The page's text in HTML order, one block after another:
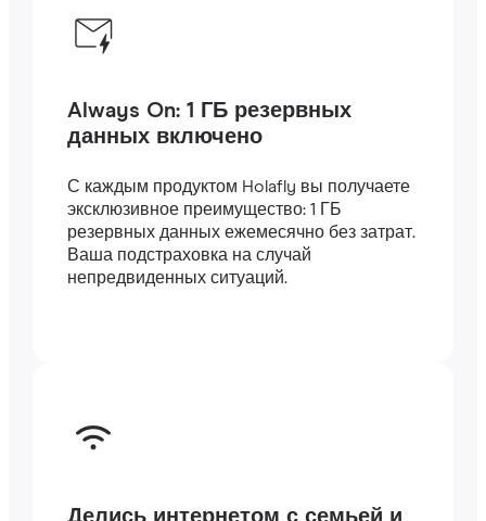
Always On: 1 ГБ резервных
данных включено
С каждым продуктом Holafly вы получаете
эксклюзивное преимущество: 1 ГБ
резервных данных ежемесячно без затрат.
Ваша подстраховка на случай
непредвиденных ситуаций.